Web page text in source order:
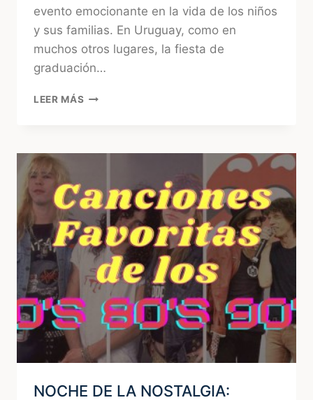
evento emocionante en la vida de los niños
y sus familias. En Uruguay, como en
muchos otros lugares, la fiesta de
graduación…
LEER MÁS FIESTA
ES
NOCHE DE LA NOSTALGIA: